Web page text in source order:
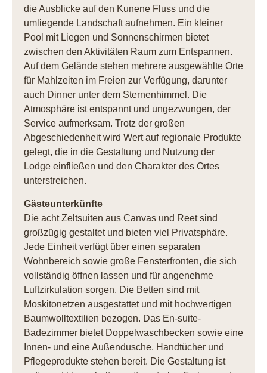
die Ausblicke auf den Kunene Fluss und die
umliegende Landschaft aufnehmen. Ein kleiner
Pool mit Liegen und Sonnenschirmen bietet
zwischen den Aktivitäten Raum zum Entspannen.
Auf dem Gelände stehen mehrere ausgewählte Orte
für Mahlzeiten im Freien zur Verfügung, darunter
auch Dinner unter dem Sternenhimmel. Die
Atmosphäre ist entspannt und ungezwungen, der
Service aufmerksam. Trotz der großen
Abgeschiedenheit wird Wert auf regionale Produkte
gelegt, die in die Gestaltung und Nutzung der
Lodge einfließen und den Charakter des Ortes
unterstreichen.
Gästeunterkünfte
Die acht Zeltsuiten aus Canvas und Reet sind
großzügig gestaltet und bieten viel Privatsphäre.
Jede Einheit verfügt über einen separaten
Wohnbereich sowie große Fensterfronten, die sich
vollständig öffnen lassen und für angenehme
Luftzirkulation sorgen. Die Betten sind mit
Moskitonetzen ausgestattet und mit hochwertigen
Baumwolltextilien bezogen. Das En-suite-
Badezimmer bietet Doppelwaschbecken sowie eine
Innen- und eine Außendusche. Handtücher und
Pflegeprodukte stehen bereit. Die Gestaltung ist